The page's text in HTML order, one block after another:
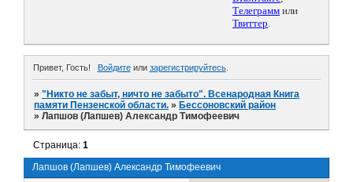
Телеграмм или
Твиттер.
Привет, Гость! Войдитеили зарегистрируйтесь.
»"Никто не забыт, ничто не забыто". Всенародная Книга
памяти Пензенской области. » Бессоновский район
»Лапшов (Лапшев) Александр Тимофеевич
Лапшов (Лапшев) Александр Тимофеевич
Страница:1